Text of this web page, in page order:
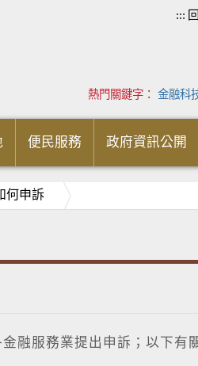
:::
熱門關鍵字： 金融科
便民服務 政府資訊公開
何申訴
融服務業提出申訴；以下有